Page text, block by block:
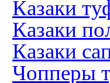
Казаки
Казаки
Казаки
Чопперы